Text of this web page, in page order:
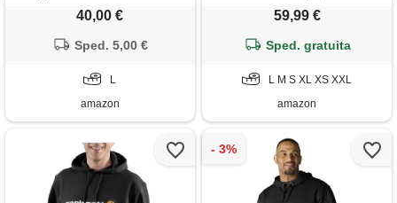
nero
40,00 €
Sped. 5,00 €
L
amazon
pesantezza, uomo, nero, xxl
59,99 €
Sped. gratuita
L M S XL XS XXL
amazon